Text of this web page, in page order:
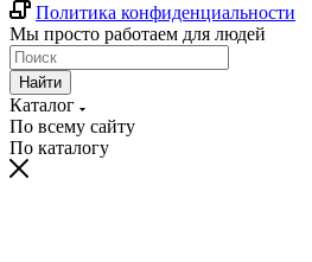
Политика конфиденциальности
Мы просто работаем для людей
Найти
Каталог
По всему сайту
По каталогу